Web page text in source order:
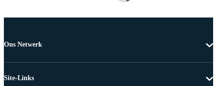
Ons Netwerk
Site-Links